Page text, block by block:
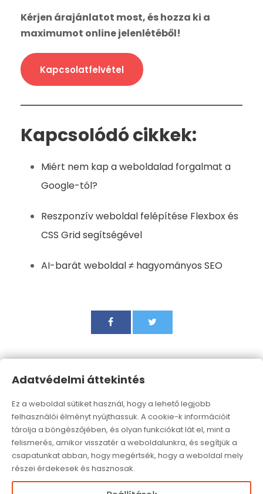
Kérjen árajánlatot most, és hozza ki a
maximumot online jelenlétéből!
Kapcsolatfelvétel
Kapcsolódó cikkek:
Miért nem kap a weboldalad forgalmat a
Google-tól?
Reszponzív weboldal felépítése Flexbox és
CSS Grid segítségével
AI-barát weboldal ≠ hagyományos SEO
PREVIOUS POST
Miért nem kap a
weboldalad forgalmat
a Google-tól?
NEXT POST
Alkalmi grafikai munka
és weboldal
szerkesztés
Adatvédelmi áttekintés
Ez a weboldal sütiket használ, hogy a lehető legjobb
felhasználói élményt nyújthassuk. A cookie-k információit
tárolja a böngészőjében, és olyan funkciókat lát el, mint a
felismerés, amikor visszatér a weboldalunkra, és segítjük a
csapatunkat abban, hogy megértsék, hogy a weboldal mely
részei érdekesek és hasznosak.